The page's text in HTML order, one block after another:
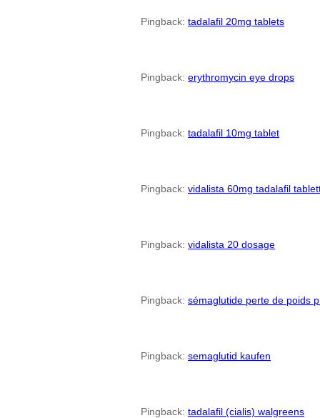
Pingback: tadalafil 20mg tablets
Pingback: erythromycin eye drops
Pingback: tadalafil 10mg tablet
Pingback: vidalista 60mg tadalafil
Pingback: vidalista 20 dosage
Pingback: sémaglutide perte de poids
Pingback: semaglutid kaufen
Pingback: tadalafil (cialis) walgreens